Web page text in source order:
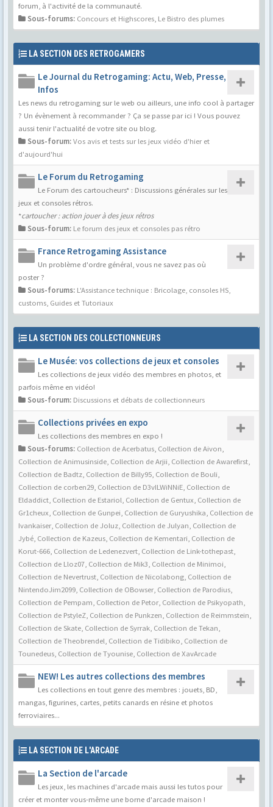
forum, à l'activité de la communauté.
Sous-forums: Concours et Highscores Le Bistro des plumes
LA SECTION DES RETROGAMERS
Le Journal du Retrogaming: Actu, Web, Presse,
Infos
Les news du retrogaming sur le web ou ailleurs, une info cool à partager
? Un évènement à recommander ? Ça se passe par ici ! Vous pouvez
aussi tenir l'actualité de votre site ou blog.
Sous-forum:Vos avis et tests sur les jeux vidéo d'hier et
d'aujourd'hui
Le Forum du Retrogaming
Le Forum des cartoucheurs* : Discussions générales sur les
jeux et consoles rétros.
*cartoucher : action jouer à des jeux rétros
Sous-forum: Le forum des jeux et consoles pas rétro
France Retrogaming Assistance
Un problème d'ordre général, vous ne savez pas où
poster ?
Sous-forums: L'Assistance technique : Bricolage, consoles HS,
customs Guides et Tutoriaux
LA SECTION DES COLLECTIONNEURS
Le Musée: vos collections de jeux et consoles
Les collections de jeux vidéo des membres en photos, et
parfois même en vidéo!
Sous-forum: Discussions et débats de collectionneurs
Collections privées en expo
Les collections des membres en expo !
Sous-forums: Collection de Acerbatus Collection de Aivon
Collection de Animusinside Collection de Arjii Collection de Awarefirst
Collection de Badtz Collection de Billy95 Collection de Bouli
Collection de corben29 Collection de D3vILWiNNiE Collection de
Eldaddict Collection de Estariol Collection de Gentux Collection de
Gr1cheux Collection de Gunpei Collection de Guryushika Collection de
Ivankaiser Collection de Joluz Collection de Julyan Collection de
Jybé Collection de Kazeus Collection de Kementari Collection de
Korut-666 Collection de Ledenezvert Collection de Link-tothepast
Collection de Lloz07 Collection de Mik3 Collection de Minimoi
Collection de Nevertrust Collection de Nicolabong Collection de
NintendoJim2099 Collection de OBowser Collection de Parodius
Collection de Pempam Collection de Petor Collection de Psikyopath
Collection de PstyleZ Collection de Punkzen Collection de Reimmstein
Collection de Skate Collection de Syrrak Collection de Tekan
Collection de Theobrendel Collection de Tidibiko Collection de
Tounedeus Collection de Tyounise Collection de XavArcade
NEW! Les autres collections des membres
Les collections en tout genre des membres : jouets, BD,
mangas, figurines, cartes, petits canards en résine et photos
ferroviaires...
LA SECTION DE L'ARCADE
La Section de l'arcade
Les jeux, les machines d'arcade mais aussi les tutos pour
créer et monter vous-même une borne d'arcade maison !